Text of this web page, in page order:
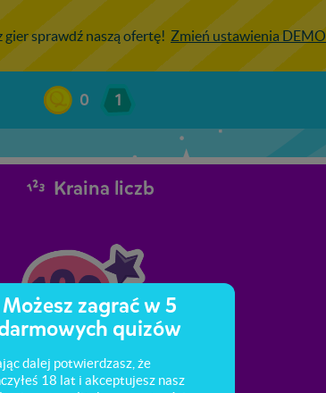
sprawdź naszą ofertę! Zmień ustawienia DEMO
0 1
Kraina liczb
Możesz zagrać w 5
quizów
dalej potwierdzasz, że
18 lat i akceptujesz nasz